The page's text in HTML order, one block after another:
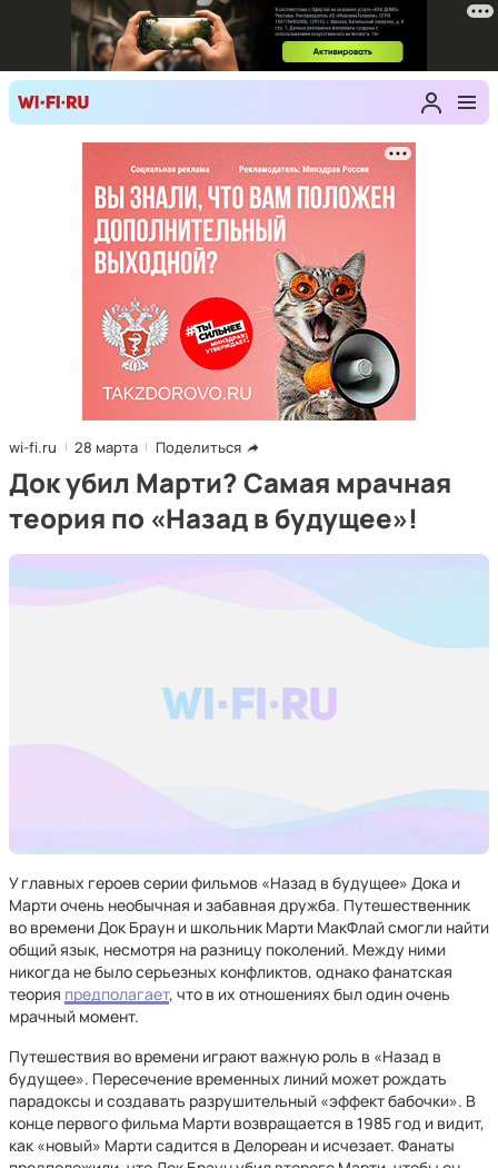
wi-fi.ru 28 марта Поделиться
Док убил Марти? Самая мрачная
теория по «Назад в будущее»!
У главных героев серии фильмов «Назад в будущее» Дока и
Марти очень необычная и забавная дружба. Путешественник
во времени Док Браун и школьник Марти МакФлай смогли найти
общий язык, несмотря на разницу поколений. Между ними
никогда не было серьезных конфликтов, однако фанатская
теория предполагает, что в их отношениях был один очень
мрачный момент.
Путешествия во времени играют важную роль в «Назад в
будущее». Пересечение временных линий может рождать
парадоксы и создавать разрушительный «эффект бабочки». В
конце первого фильма Марти возвращается в 1985 год и видит,
как «новый» Марти садится в Делореан и исчезает. Фанаты